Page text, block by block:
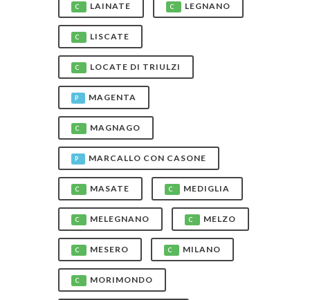
C LAINATE C LEGNANO
C LISCATE
C LOCATE DI TRIULZI
P MAGENTA
C MAGNAGO
P MARCALLO CON CASONE
C MASATE C MEDIGLIA
C MELEGNANO C MELZO
C MESERO C MILANO
C MORIMONDO